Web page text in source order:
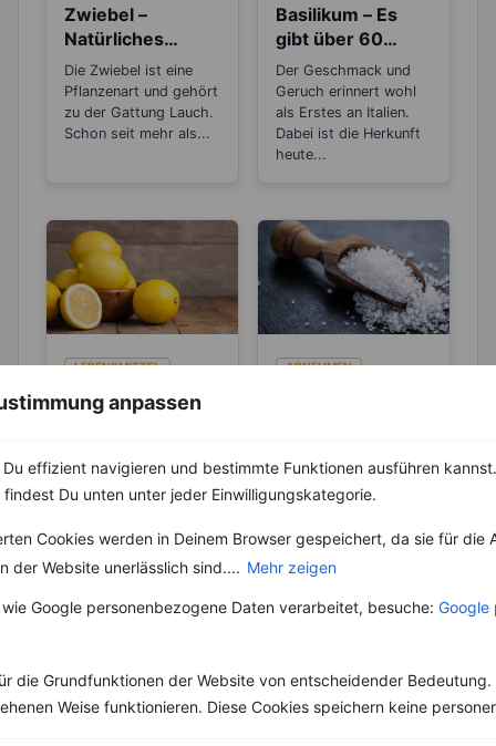
anpassen
effizient navigieren und bestimmte Funktionen ausführen
Du unten unter jeder Einwilligungskategorie.
Cookies werden in Deinem Browser gespeichert, da sie für die
der Website unerlässlich sind.... Mehr zeigen
Google personenbezogene Daten verarbeitet, besuche: Google
die Grundfunktionen der Website von entscheidender Bedeutung.
Weise funktionieren. Diese Cookies speichern keine
Zwiebel –
Natürliches
Antibiotikum und
„Wunder“-
Heilmittel
Die Zwiebel ist eine
Pflanzenart und gehört
zu der Gattung Lauch.
Schon seit mehr als...
Basilikum – Es
gibt über 60
verschiedene
Arten
Der Geschmack und
Geruch erinnert wohl
als Erstes an Italien.
Dabei ist die Herkunft
heute...
LEBENSMITTEL
Sind Zitronen
zu 100 % auch schon
den Spruch „Sauer
gehört....
ABNEHMEN
lebenswichtiger Stoff
nicht mehr weg zu
denken. Der...
Weitere Clean Eating Rezepte